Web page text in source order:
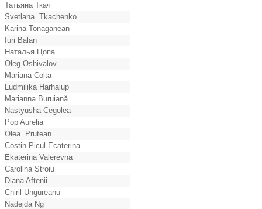
Татьяна Ткач
Svetlana Tkachenko
Karina Tonaganean
Iuri Balan
Наталья Цопа
Oleg Oshivalov
Mariana Colta
Ludmilika Harhalup
Marianna Buruiană
Nastyusha Cegolea
Pop Aurelia
Olea Prutean
Costin Picul Ecaterina
Ekaterina Valerevna
Carolina Stroiu
Diana Aftenii
Chiril Ungureanu
Nadejda Ng